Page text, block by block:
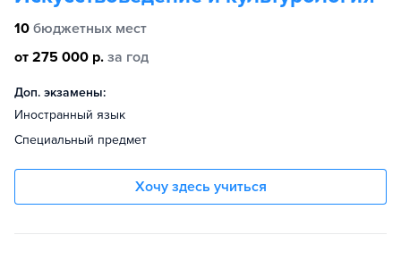
10 бюджетных мест
от 275 000 р. за год
Доп. экзамены:
Иностранный язык
Специальный предмет
Хочу здесь учиться